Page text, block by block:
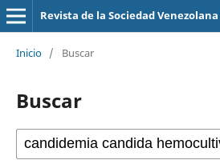
Revista de la Sociedad
Inicio / Buscar
Buscar